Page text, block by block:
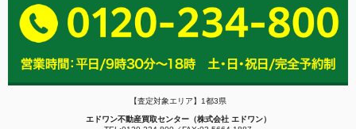
【査定対象エリア】1都3県
エドワン不動産買取センター（株式会社 エドワン）